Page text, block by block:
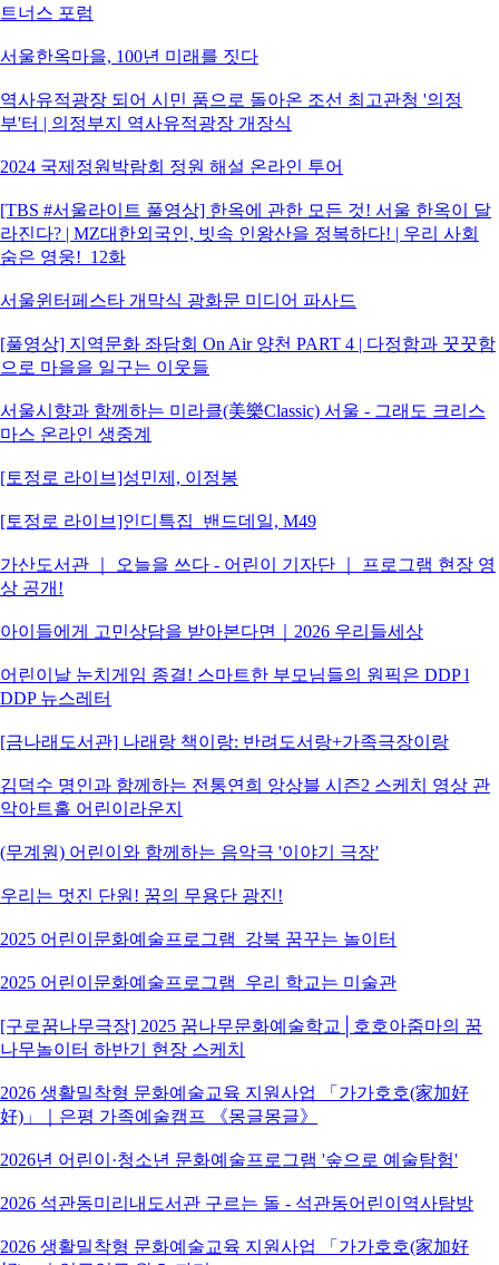
트너스 포럼
서울한옥마을, 100년 미래를 짓다
역사유적광장 되어 시민 품으로 돌아온 조선 최고관청 '의정
부'터 | 의정부지 역사유적광장 개장식
2024 국제정원박람회 정원 해설 온라인 투어
[TBS #서울라이트 풀영상] 한옥에 관한 모든 것! 서울 한옥이 달
라진다? | MZ대한외국인, 빗속 인왕산을 정복하다! | 우리 사회
숨은 영웅!_12화
서울윈터페스타 개막식 광화문 미디어 파사드
[풀영상] 지역문화 좌담회 On Air 양천 PART 4 | 다정함과 꿋꿋함
으로 마을을 일구는 이웃들
서울시향과 함께하는 미라클(美樂Classic) 서울 - 그래도 크리스
마스 온라인 생중계
[토정로 라이브]성민제, 이정봉
[토정로 라이브]인디특집_밴드데일, M49
가산도서관 ｜ 오늘을 쓰다 - 어린이 기자단 ｜ 프로그램 현장 영
상 공개!
아이들에게 고민상담을 받아본다면｜2026 우리들세상
어린이날 눈치게임 종결! 스마트한 부모님들의 원픽은 DDP l
DDP 뉴스레터
[금나래도서관] 나래랑 책이랑: 반려도서랑+가족극장이랑
김덕수 명인과 함께하는 전통연희 앙상블 시즌2 스케치 영상 관
악아트홀 어린이라운지
(무계원) 어린이와 함께하는 음악극 '이야기 극장'
우리는 멋진 단원! 꿈의 무용단 광진!
2025 어린이문화예술프로그램_강북 꿈꾸는 놀이터
2025 어린이문화예술프로그램_우리 학교는 미술관
[구로꿈나무극장] 2025 꿈나무문화예술학교│호호아줌마의 꿈
나무놀이터 하반기 현장 스케치
2026 생활밀착형 문화예술교육 지원사업 「가가호호(家加好
好)」｜은평 가족예술캠프 《몽글몽글》
2026년 어린이·청소년 문화예술프로그램 '숲으로 예술탐험'
2026 석관동미리내도서관 구르는 돌 - 석관동어린이역사탐방
2026 생활밀착형 문화예술교육 지원사업 「가가호호(家加好